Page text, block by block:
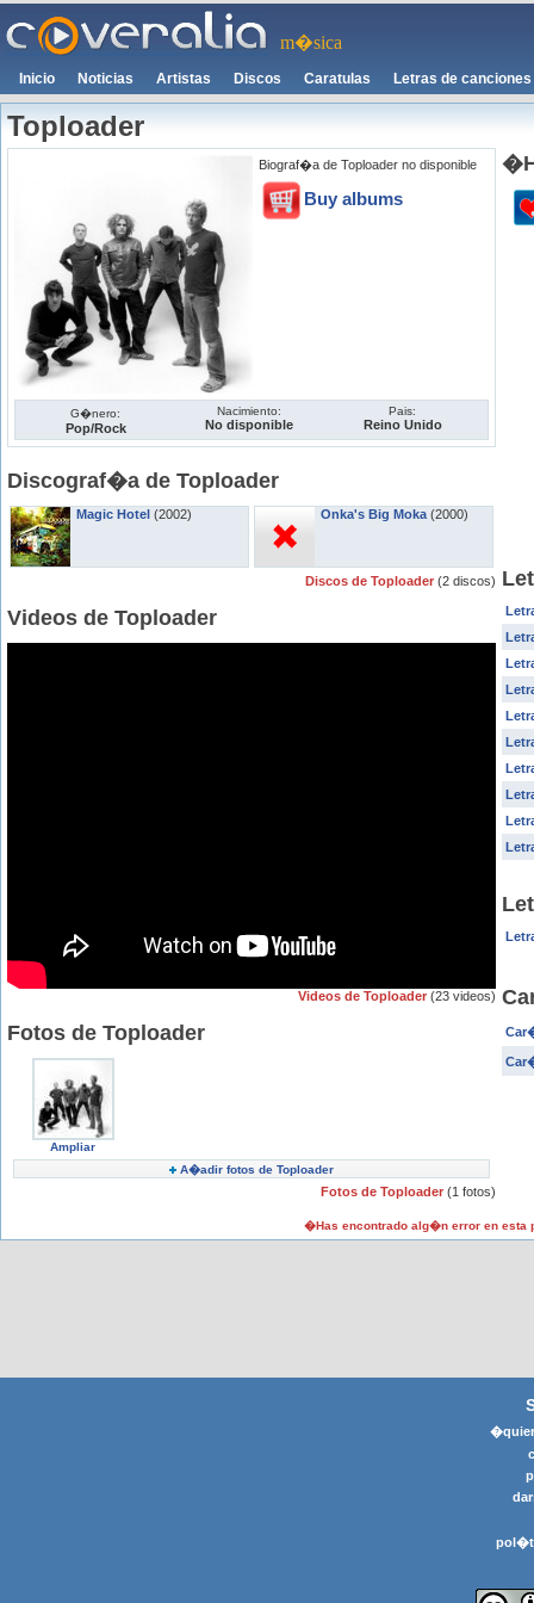
m�sica
Inicio Noticias Artistas Discos Caratulas Letras de canciones
Toploader
Biograf�a de Toploader no disponible
Buy albums
G�nero:
Pop/Rock
Nacimiento:
No disponible
Pais:
Reino Unido
Discograf�a de Toploader
Magic Hotel (2002) Onka's Big Moka (2000)
Discos de Toploader (2 discos)
Videos de Toploader
Videos de Toploader (23 videos)
Fotos de Toploader
Ampliar
A�adir fotos de Toploader
Fotos de Toploader (1 fotos)
�Has encontrado alg�n error en esta